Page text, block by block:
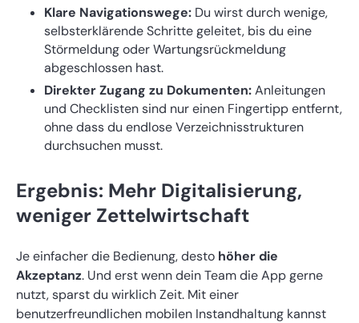
Klare Navigationswege: Du wirst durch wenige,
selbsterklärende Schritte geleitet, bis du eine
Störmeldung oder Wartungsrückmeldung
abgeschlossen hast.
Direkter Zugang zu Dokumenten:Anleitungen
und Checklisten sind nur einen Fingertipp entfernt,
ohne dass du endlose Verzeichnisstrukturen
durchsuchen musst.
Ergebnis: Mehr Digitalisierung,
weniger Zettelwirtschaft
Je einfacher die Bedienung, desto höher die
Akzeptanz. Und erst wenn dein Team die App gerne
nutzt, sparst du wirklich Zeit. Mit einer
benutzerfreundlichen mobilen Instandhaltung kannst